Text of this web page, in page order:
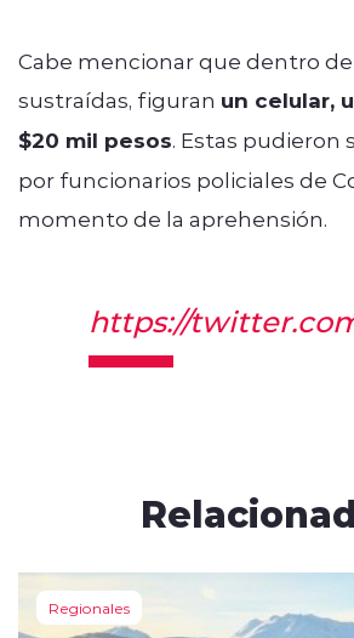
Cabe mencionar que dentro de
sustraídas, figuran un celular,
$20 mil pesos. Estas pudieron
por funcionarios policiales de
momento de la aprehensión.
https://
Regionales